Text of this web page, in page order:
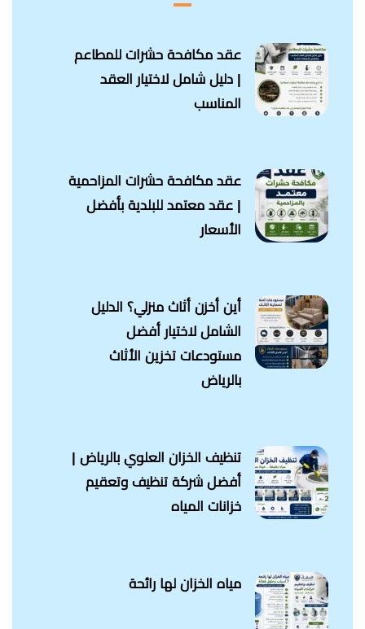
عقد مكافحة حشرات للمطاعم
| دليل شامل لاختيار العقد
المناسب
عقد مكافحة حشرات المزاحمية
| عقد معتمد للبلدية بأفضل
الأسعار
أين أخزن أثاث منزلي؟ الدليل
الشامل لاختيار أفضل
مستودعات تخزين الأثاث
بالرياض
تنظيف الخزان العلوي بالرياض |
أفضل شركة تنظيف وتعقيم
خزانات المياه
مياه الخزان لها رائحة